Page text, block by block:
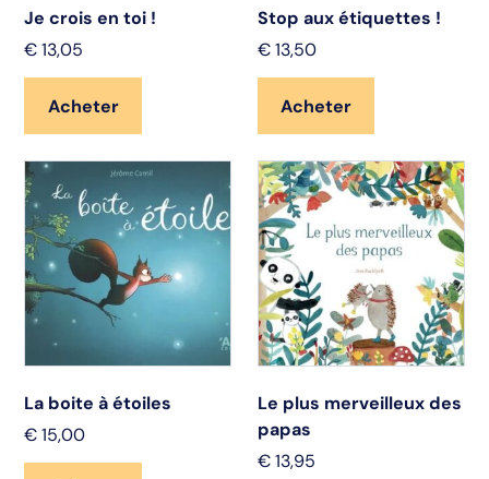
Je crois en toi !
€ 13,05
Acheter
Stop aux étiquettes !
€ 13,50
Acheter
La boite à étoiles
€ 15,00
Le plus merveilleux des
papas
€ 13,95